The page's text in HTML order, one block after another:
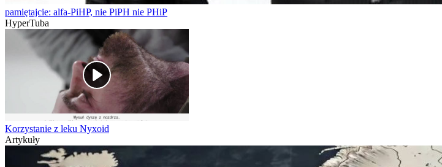
pamiętajcie: alfa-PiHP, nie PiPH nie PHiP
HyperTuba
Korzystanie z leku Nyxoid
Artykuły